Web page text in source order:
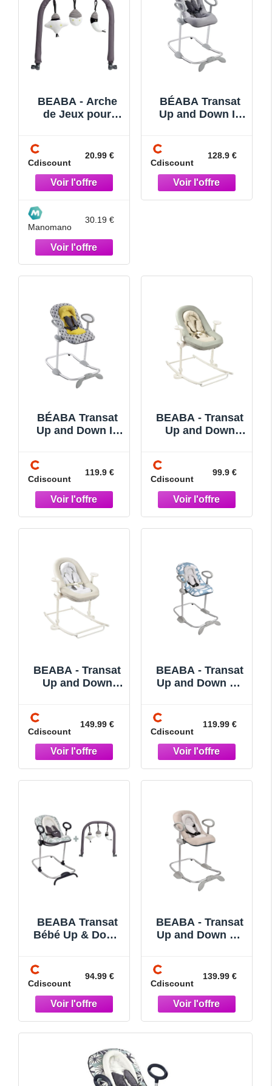
BEABA - Arche
de Jeux pour
Cdiscount
20.99 €
Manomano
30.19 €
BÉABA Transat
Up and Down III
dInclinaison 4
Hauteurs Harnais
Sécurité
Cdiscount
128.9 €
BÉABA Transat
Up and Down III
dInclinaison 4
Hauteurs Harnais
Sécurité
Cdiscount
119.9 €
BEABA - Transat
Up and Down
Cdiscount
99.9 €
BEABA - Transat
Up and Down
Cdiscount
149.99 €
BEABA - Transat
Up and Down V4
Cdiscount
119.99 €
BEABA Transat
Bébé Up & Down
Cdiscount
94.99 €
BEABA - Transat
Up and Down V4
Cdiscount
139.99 €